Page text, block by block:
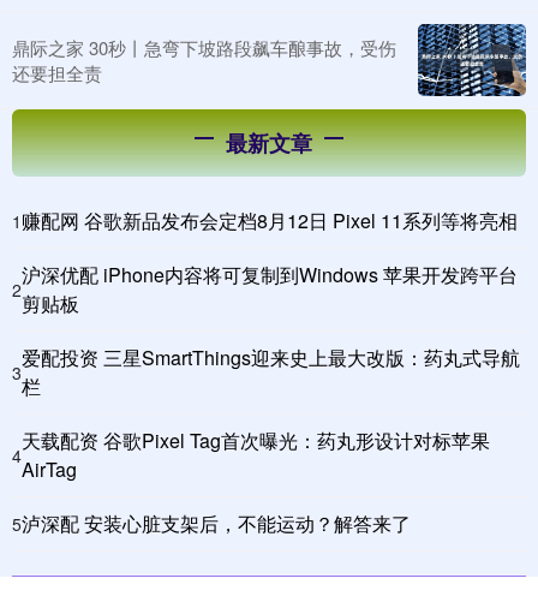
鼎际之家 30秒丨急弯下坡路段飙车酿事故，受伤
还要担全责
最新文章
1 赚配网 谷歌新品发布会定档8月12日 Pixel 11系列等将亮相
2
沪深优配 iPhone内容将可复制到Windows 苹果开发跨平台
剪贴板
3
爱配投资 三星SmartThings迎来史上最大改版：药丸式导航
栏
4
天载配资 谷歌Pixel Tag首次曝光：药丸形设计对标苹果
AirTag
5泸深配 安装心脏支架后，不能运动？解答来了